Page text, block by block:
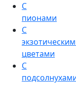
С
пионами
С
цветами
С